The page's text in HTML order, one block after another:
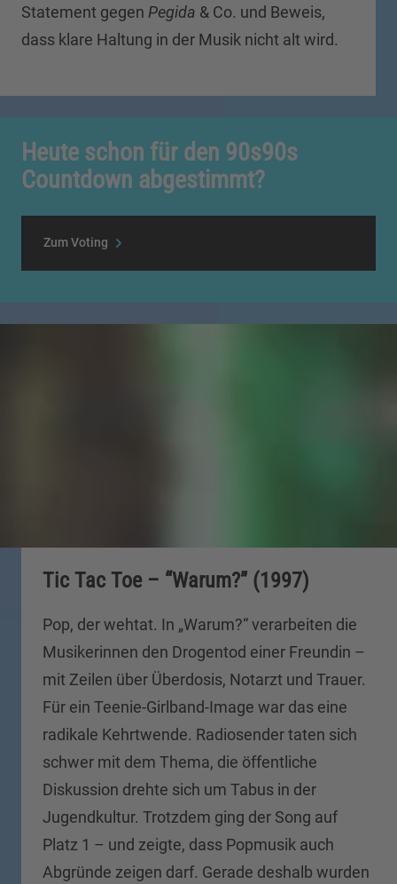
Statement gegen Pegida & Co. und Beweis,
dass klare Haltung in der Musik nicht alt wird.
Heute schon für den 90s90s
Countdown abgestimmt?
Zum Voting
Tic Tac Toe – “Warum?” (1997)
Pop, der wehtat. In „Warum?“ verarbeiten die
Musikerinnen den Drogentod einer Freundin –
mit Zeilen über Überdosis, Notarzt und Trauer.
Für ein Teenie-Girlband-Image war das eine
radikale Kehrtwende. Radiosender taten sich
schwer mit dem Thema, die öffentliche
Diskussion drehte sich um Tabus in der
Jugendkultur. Trotzdem ging der Song auf
Platz 1 – und zeigte, dass Popmusik auch
Abgründe zeigen darf. Gerade deshalb wurden